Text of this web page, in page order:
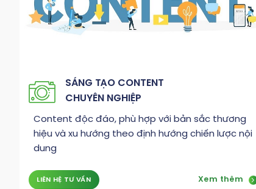
SÁNG TẠO CONTENT
CHUYÊN NGHIỆP
Content độc đáo, phù hợp với bản sắc thương
hiệu và xu hướng theo định hướng chiến lược nội
dung
LIÊN HỆ TƯ VẤN Xem thêm